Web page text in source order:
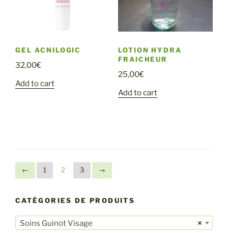
GEL ACNILOGIC
32,00€
Add to cart
LOTION HYDRA
FRAICHEUR
25,00€
Add to cart
← 1 2 3 →
CATÉGORIES DE PRODUITS
×
Soins Guinot Visage